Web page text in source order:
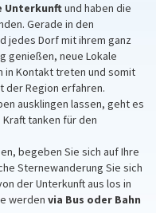
Unterkunftund haben die
Gerade in den
jedes Dorf mit ihrem ganz
genießen, neue Lokale
in Kontakt treten und somit
der Region erfahren.
ausklingen lassen, geht es
Kraft tanken für den
begeben Sie sich auf Ihre
Sternewanderung Sie sich
der Unterkunft aus los in
werden via Bus oder Bahn